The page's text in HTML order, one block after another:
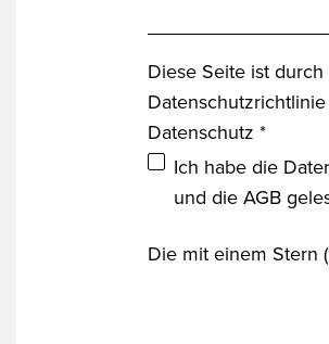
Diese Seite ist
Datenschutzrichtlinie
Datenschutz *
Ich habe die
und die AGB
Die mit einem Stern